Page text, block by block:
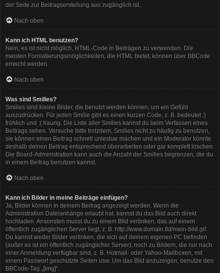
der Seite zur Beitragserstellung aus zugänglich ist.
Nach oben
Kann ich HTML benutzen?
Nein, es ist nicht möglich, HTML-Code in Beiträgen zu verwenden. Die
meisten Formatierungsmöglichkeiten, die HTML bietet, können über BBCode
erreicht werden.
Nach oben
Was sind Smilies?
Smilies sind kleine Bilder, die benutzt werden können, um ein Gefühl
auszudrücken. Für jeden Smilie gibt es einen kurzen Code, z. B. bedeutet :)
fröhlich und :( traurig. Die Liste aller Smilies kannst du beim Verfassen eines
Beitrags sehen. Versuche bitte trotzdem, Smilies nicht zu häufig zu benutzen,
sie können einen Beitrag schnell unlesbar machen und ein Moderator könnte
deshalb deinen Beitrag entsprechend überarbeiten oder gar komplett löschen.
Die Board-Administration kann auch die Anzahl der Smilies begrenzen, die du
in einem Beitrag benutzen kannst.
Nach oben
Kann ich Bilder in meine Beiträge einfügen?
Ja, Bilder können in deinem Beitrag angezeigt werden. Wenn die
Administration Dateianhänge erlaubt hat, kannst du das Bild auch direkt
hochladen. Ansonsten musst du zu einem Bild verlinken, das auf einem
öffentlich zugänglichen Server liegt, z. B. http://www.domain.tld/mein-bild.gif.
Du kannst weder Bilder verlinken, die sich auf deinem eigenen PC befinden
(außer es ist ein öffentlich zugänglicher Server), noch zu Bildern, die nur nach
einer Anmeldung verfügbar sind, z. B. Hotmail- oder Yahoo-Mailboxen, mit
einem Passwort geschützte Seiten usw. Um das Bild anzuzeigen, benutze den
BBCode-Tag „[img]“.